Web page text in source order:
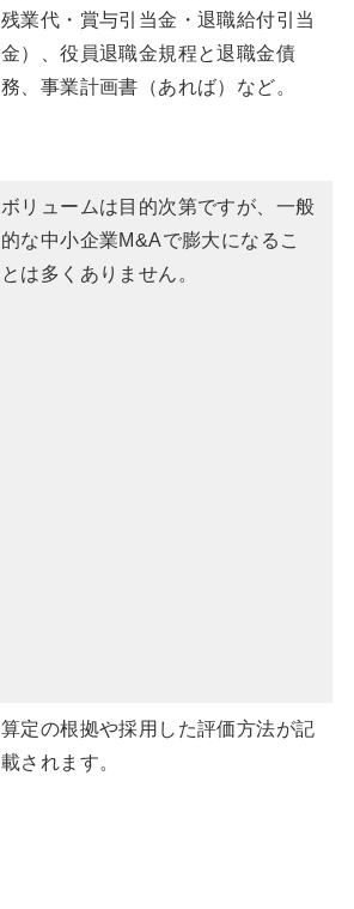
残業代・賞与引当金・退職給付引当
金）、役員退職金規程と退職金債
務、事業計画書（あれば）など。
ボリュームは目的次第ですが、一般
的な中小企業M&Aで膨大になるこ
とは多くありません。
算定の根拠や採用した評価方法が記
載されます。